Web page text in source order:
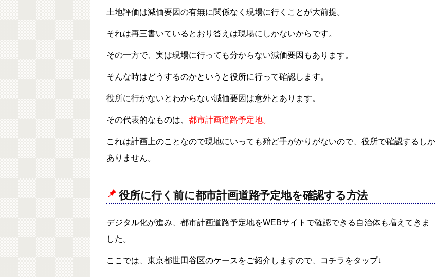
土地評価は減価要因の有無に関係なく現場に行くことが大前提。
それは再三書いているとおり答えは現場にしかないからです。
その一方で、実は現場に行っても分からない減価要因もあります。
そんな時はどうするのかというと役所に行って確認します。
役所に行かないとわからない減価要因は意外とあります。
その代表的なものは、 都市計画道路予定地。
これは計画上のことなので現地にいっても殆ど手がかりがないので、役所で確認するしか
ありません。
役所に行く前に都市計画道路予定地を確認する方法
デジタル化が進み、都市計画道路予定地をWEBサイトで確認できる自治体も増えてきま
した。
ここでは、東京都世田谷区のケースをご紹介しますので、コチラをタップ↓